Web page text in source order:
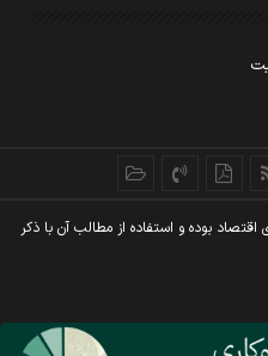
بوده و استفاده از مطالب آن با ذکر